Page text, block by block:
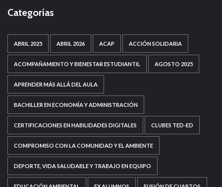
Categorías
ABRIL 2025 ABRIL 2026 ACAP ACCIÓN SOLIDARIA
ACOMPAÑAMIENTO Y BIENESTAR ESTUDIANTIL AGOSTO 2025
APRENDER MÁS ALLÁ DEL AULA
BACHILLER EN ECONOMÍA Y ADMINISTRACIÓN
CERTIFICACIONES EN HABILIDADES DIGITALES CLUBES TED-ED
COMPROMISO CON LA COMUNIDAD Y EL AMBIENTE
DEPORTE, VIDA SALUDABLE Y TRABAJO EN EQUIPO